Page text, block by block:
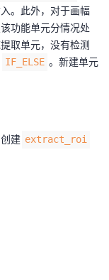
。此外，对于画幅
功能单元分情况处
取单元，没有检测
IF_ELSE 。新建单元
建 extract_roi